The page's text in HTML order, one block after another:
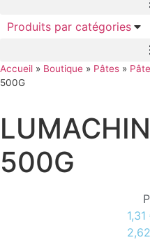
Produits par catégories
Accueil » Boutique » Pâtes »
500G
500G
1,31
2,62